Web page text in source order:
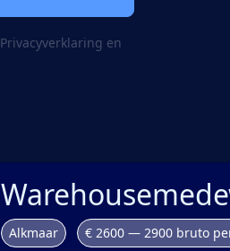
Privacy­verklaring en
Alkmaar € 2600 — 2900 bruto